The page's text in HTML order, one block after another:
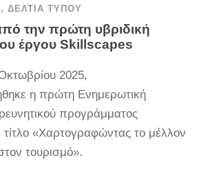
, ΔΕΛΤΊΑ ΤΎΠΟΥ
την πρώτη υβριδική
έργου Skillscapes
2025,
η πρώτη Ενημερωτική
προγράμματος
«Χαρτογραφώντας το μέλλον
τουρισμό».